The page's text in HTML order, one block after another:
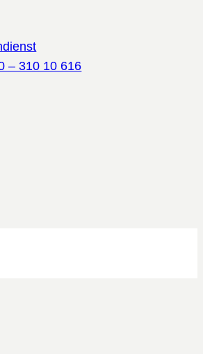
– 310 10 616